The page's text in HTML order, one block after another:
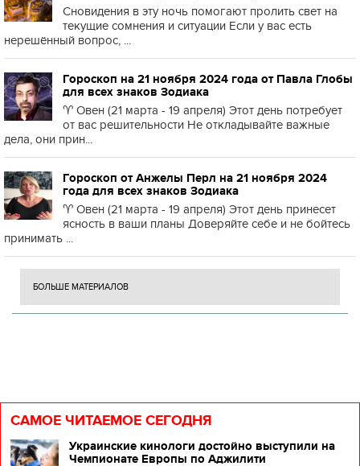
Сновидения в эту ночь помогают пролить свет на
текущие сомнения и ситуации Если у вас есть
нерешённый вопрос, ...
Гороскоп на 21 ноября 2024 года от Павла Глобы
для всех знаков Зодиака
♈️ Овен (21 марта - 19 апреля) Этот день потребует
от вас решительности Не откладывайте важные
дела, они прин...
Гороскоп от Анжелы Перл на 21 ноября 2024
года для всех знаков Зодиака
♈️ Овен (21 марта - 19 апреля) Этот день принесет
ясность в ваши планы Доверяйте себе и не бойтесь
принимать ...
БОЛЬШЕ МАТЕРИАЛОВ
САМОЕ ЧИТАЕМОЕ СЕГОДНЯ
Украинские кинологи достойно выступили на
Чемпионате Европы по Аджилити